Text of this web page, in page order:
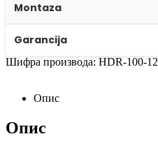
Montaza
Garancija
Шифра производа: HDR-100-12
Опис
Опис